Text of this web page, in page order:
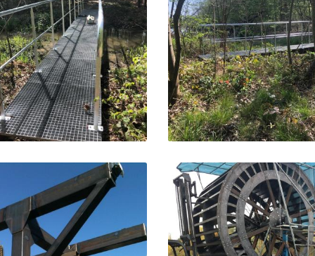

Agrandir la photo

Agrandir la

Agrandir la photo

Agrandir la